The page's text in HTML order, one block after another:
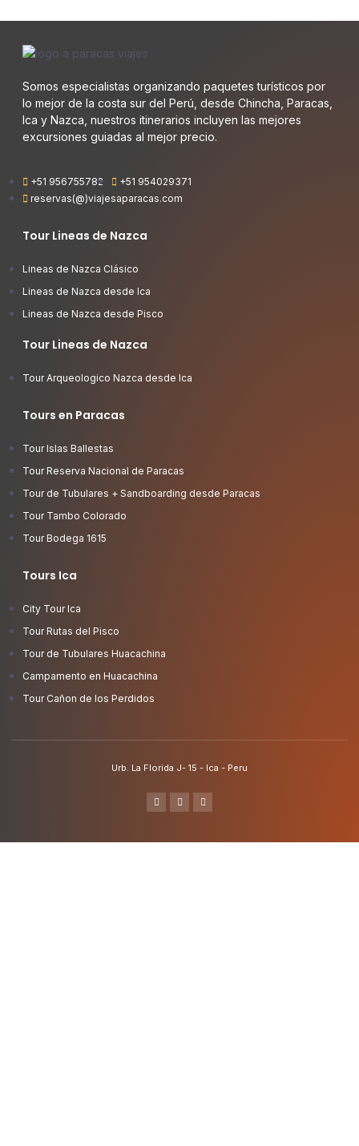
Somos especialistas organizando paquetes turísticos por
lo mejor de la costa sur del Perú, desde Chincha, Paracas,
Ica y Nazca, nuestros itinerarios incluyen las mejores
excursiones guiadas al mejor precio.
+51 956755782
+51 954029371
reservas(@)viajesaparacas.com
Tour Lineas de Nazca
Lineas de Nazca Clásico
Lineas de Nazca desde Ica
Lineas de Nazca desde Pisco
Tour Lineas de Nazca
Tour Arqueologico Nazca desde Ica
Tours en Paracas
Tour Islas Ballestas
Tour Reserva Nacional de Paracas
Tour de Tubulares + Sandboarding desde Paracas
Tour Tambo Colorado
Tour Bodega 1615
Tours Ica
City Tour Ica
Tour Rutas del Pisco
Tour de Tubulares Huacachina
Campamento en Huacachina
Tour Cañon de los Perdidos
Urb. La Florida J- 15 - Ica - Peru